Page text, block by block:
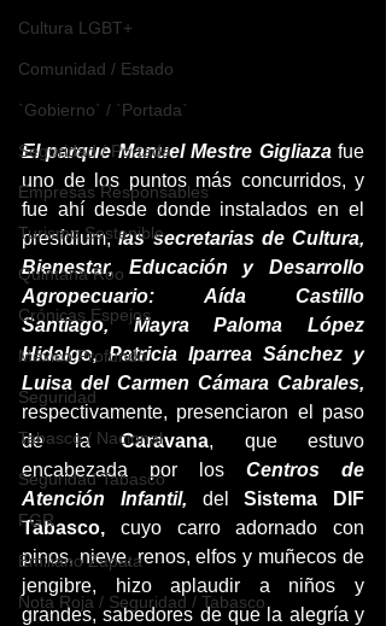
Cultura LGBT+
Comunidad / Estado
`Gobierno` / `Portada`
Seguridad / Portada
Empresas Responsables
Turismo Sostenible
Quintana Roo
Crónicas Espejos
México Profundo
Seguridad
Tabasco / Nacional
Seguridad Tabasco
FGR
Emiliano Zapata
Nota Roja / Seguridad / Tabasco
El parque Manuel Mestre Gigliaza fue
uno de los puntos más concurridos, y
fue ahí desde donde instalados en el
presídium, las secretarias de Cultura,
Bienestar, Educación y Desarrollo
Agropecuario: Aída Castillo
Santiago, Mayra Paloma López
Hidalgo, Patricia Iparrea Sánchez y
respectivamente, presenciaron el paso
de la Caravana, que estuvo
encabezada por los Centros de
Atención Infantil, del Sistema DIF
Tabasco, cuyo carro adornado con
pinos, nieve, renos, elfos y muñecos de
jengibre, hizo aplaudir a niños y
grandes, sabedores de que la alegría y